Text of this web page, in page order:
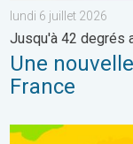
lundi 6 juillet 2026
Jusqu'à 42 degrés
Une
France
Une vague de